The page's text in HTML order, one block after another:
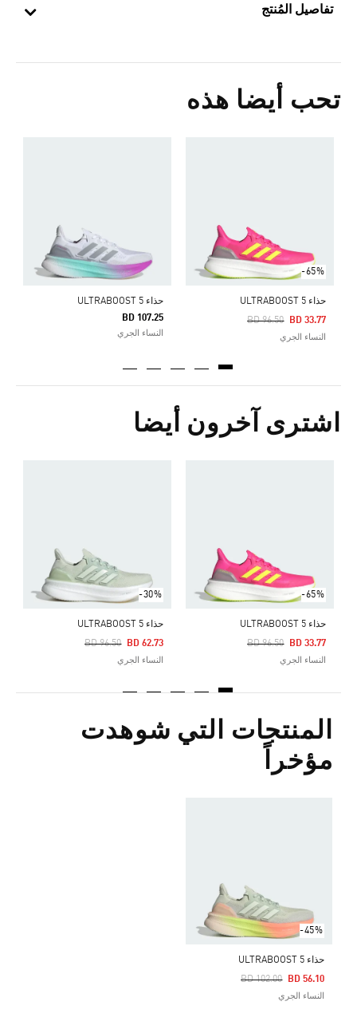
تفاصيل المُنتج
تحب أيضا هذه
-65%
حذاء ULTRABOOST 5
Price Reduced From
BD 96.50
To BD 33.77
النساء الجري
حذاء ULTRABOOST 5
BD 107.25
النساء الجري
اشترى آخرون أيضا
-65%
حذاء ULTRABOOST 5
BD 96.50 BD 33.77
النساء الجري
-30%
حذاء ULTRABOOST 5
Price Reduced From
BD 96.50
To BD 62.73
النساء الجري
المنتجات التي شوهدت
مؤخراً
-45%
حذاء ULTRABOOST 5
Price Reduced From
BD 102.00
To BD 56.10
النساء الجري